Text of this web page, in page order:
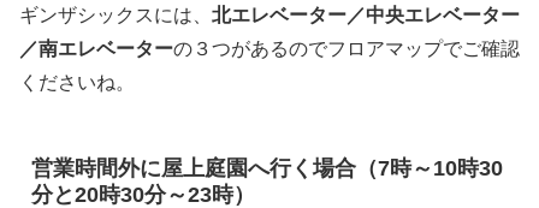
ギンザシックスには、 北エレベーター／中央エレベーター
／南エレベーターの３つがあるのでフロアマップでご確認
くださいね。
営業時間外に屋上庭園へ行く場合（7時～10時30
分と20時30分～23時）